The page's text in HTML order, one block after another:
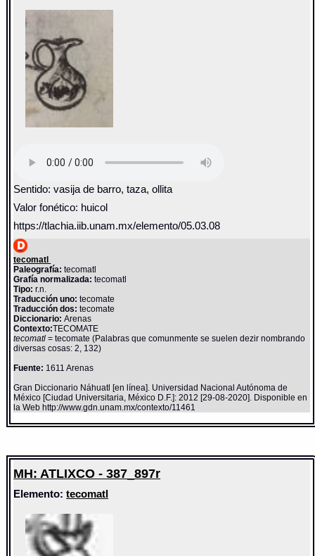
Sentido: vasija de barro, taza, ollita
Valor fonético: huicol
https://tlachia.iib.unam.mx/elemento/05.03.08
tecomatl
Paleografía: tecomatl
Grafía normalizada: tecomatl
Tipo: r.n.
Traducción uno: tecomate
Traducción dos: tecomate
Diccionario:Arenas
Contexto:TECOMATE
tecomatl= tecomate (Palabras que comunmente se suelen dezir nombrando
diversas cosas: 2, 132)
Fuente: 1611 Arenas
Gran Diccionario Náhuatl [en línea]. Universidad Nacional Autónoma de
México [Ciudad Universitaria, México D.F.]: 2012 [29-08-2020]. Disponible en
la Web http://www.gdn.unam.mx/contexto/11461
MH: ATLIXCO - 387_897r
Elemento:tecomatl